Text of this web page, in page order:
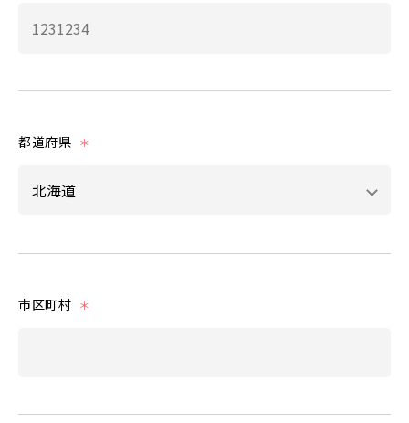
都道府県 ＊
市区町村 ＊